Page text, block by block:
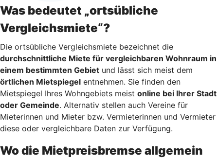
Was bedeutet „ortsübliche
Vergleichsmiete“?
Die ortsübliche Vergleichsmiete bezeichnet die
durchschnittliche Miete für vergleichbaren Wohnraum in
einem bestimmten Gebiet und lässt sich meist dem
örtlichen Mietspiegel entnehmen. Sie finden den
Mietspiegel Ihres Wohngebiets meist online bei Ihrer Stadt
oder Gemeinde. Alternativ stellen auch Vereine für
Mieterinnen und Mieter bzw. Vermieterinnen und Vermieter
diese oder vergleichbare Daten zur Verfügung.
Wo die Mietpreisbremse allgemein